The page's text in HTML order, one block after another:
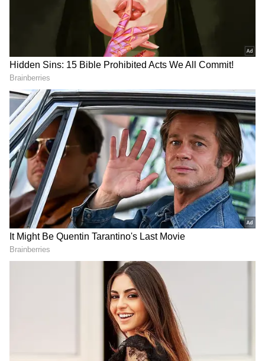
మానసికంగా, శారీరకంగా ఎంతో దృఢంగా ఉంటారు.